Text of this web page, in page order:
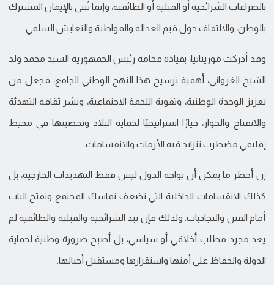
بالصراعات الشرائحية أو القبلية أو الطائفية، وإنما تُبنى بالإيمان المشترك
بالوطن، والالتفاف حول قيم العدالة والمواطنة والتعايش السلمي.
وقد أدركت موريتانيا، بقيادة فخامة رئيس الجمهورية السيد محمد ولد
الشيخ الغزواني، أهمية ترسيخ هذا النهج الوطني الجامع، فجعل من
تعزيز الوحدة الوطنية، وتقوية اللحمة الاجتماعية، ونشر ثقافة التهدئة
والانفتاح والحوار، خيارًا استراتيجيًا لحماية البلاد وتحصينها في محيط
إقليمي مضطرب تتزايد فيه الأزمات والانقسامات.
إن أخطر ما يمكن أن يواجه الدول ليس فقط التهديدات الخارجية، بل
كذلك الانقسامات الداخلية التي تضعف تماسك المجتمع وتفتح الباب
أمام الفتن والتجاذبات. ولذلك فإن نبذ الشرائحية والقبلية والطائفية لم
يعد مجرد مطلب أخلاقي أو سياسي، بل أصبح ضرورة وطنية لحماية
الدولة والحفاظ على أمنها واستقرارها ومستقبل أجيالها.